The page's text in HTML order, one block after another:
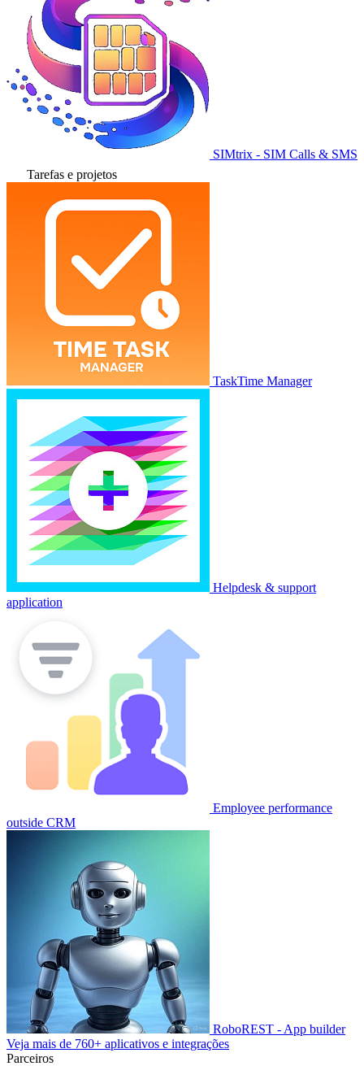
SIMtrix - SIM Calls & SMS
Tarefas e projetos
TaskTime Manager
Helpdesk & support
application
Employee performance
outside CRM
RoboREST - App builder
Veja mais de 760+ aplicativos e integrações
Parceiros